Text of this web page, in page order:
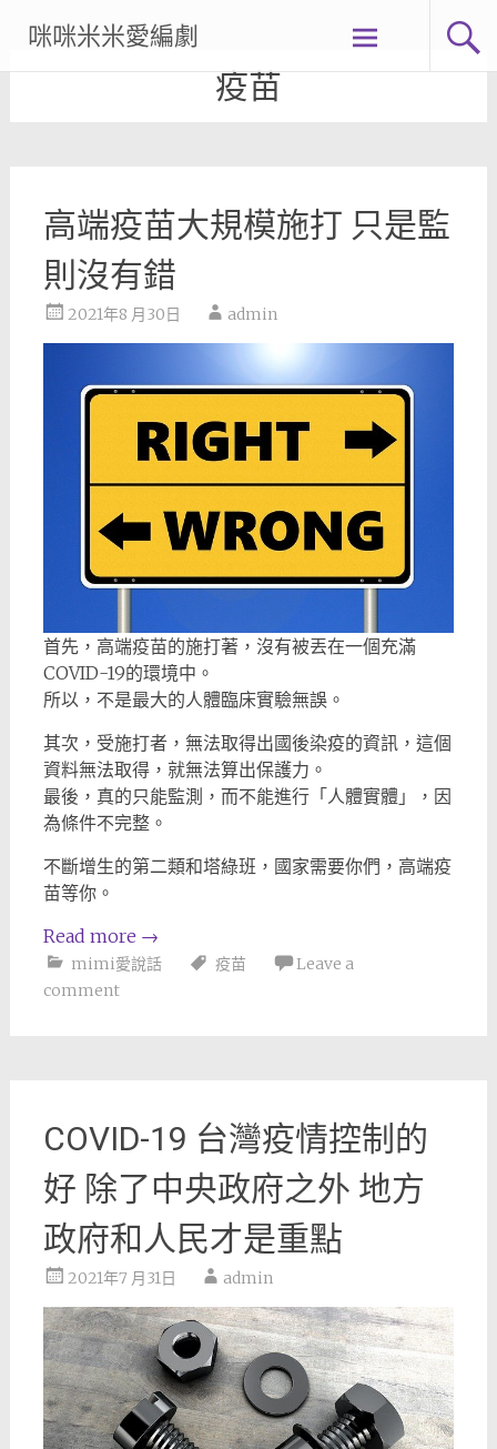
content
咪咪米米愛編劇
疫苗
高端疫苗大規模施打 只是監
則沒有錯
2021年8 月30日 admin
首先，高端疫苗的施打著，沒有被丟在一個充滿
COVID-19的環境中。
所以，不是最大的人體臨床實驗無誤。
其次，受施打者，無法取得出國後染疫的資訊，這個
資料無法取得，就無法算出保護力。
最後，真的只能監測，而不能進行「人體實體」，因
為條件不完整。
不斷增生的第二類和塔綠班，國家需要你們，高端疫
苗等你。
Read more →
mimi愛說話 疫苗
Leave a
comment
COVID-19 台灣疫情控制的
好 除了中央政府之外 地方
政府和人民才是重點
2021年7 月31日 admin